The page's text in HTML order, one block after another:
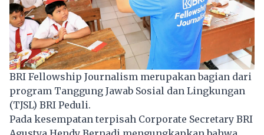
BRI Fellowship Journalism merupakan bagian dari
program Tanggung Jawab Sosial dan Lingkungan
(TJSL) BRI Peduli.
Pada kesempatan terpisah Corporate Secretary BRI